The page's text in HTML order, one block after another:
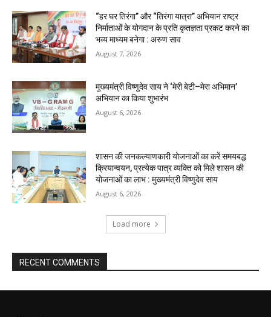
“हर घर तिरंगा” और “तिरंगा यात्रा” अभियान राष्ट्र
निर्माताओं के योगदान के प्रति कृतज्ञता प्रकट करने का
भव्य माध्यम बनेगा : अरुण साव
August 7, 2026
मुख्यमंत्री विष्णुदेव साय ने ‘मेरी बेटी–मेरा अभिमान’
अभियान का किया शुभारंभ
August 6, 2026
शासन की जनकल्याणकारी योजनाओं का करें समयबद्ध
क्रियान्वयन, प्रत्येक पात्र व्यक्ति को मिले शासन की
योजनाओं का लाभ : मुख्यमंत्री विष्णुदेव साय
August 6, 2026
Load more
RECENT COMMENTS